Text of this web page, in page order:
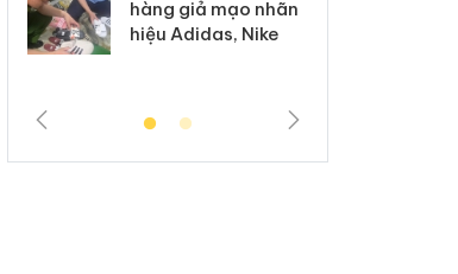
hàng giả mạo nhãn
hiệu Adidas, Nike